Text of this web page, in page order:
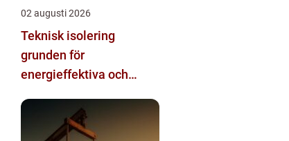
02 augusti 2026
Teknisk isolering
grunden för
energieffektiva och